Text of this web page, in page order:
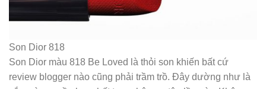
Son Dior 818
Son Dior màu 818 Be Loved là thỏi son khiến bất cứ
review blogger nào cũng phải trầm trồ. Đây dường như là